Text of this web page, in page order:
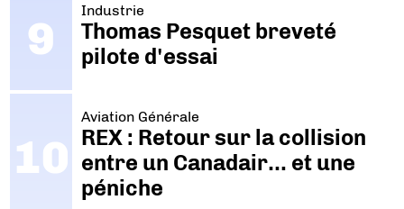
Industrie
Thomas Pesquet breveté
pilote d'essai
Aviation Générale
REX : Retour sur la collision
entre un Canadair… et une
péniche